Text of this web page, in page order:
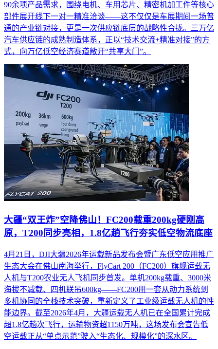
90余项产品需求，围绕电机、车用芯片、精密机加工件等核心
部件展开线下一对一精准洽谈——这不仅仅是车展期间一场普
通的产业链对接，更是一次供应链底层的战略性合拢。三万亿
汽车供应链的成熟制造体系，正以“技术交流+精准对接”的方
式，向万亿低空经济赛道敞开“共享大门”。
大疆“双王炸”空降佛山！FC200载重200kg硬刚高
原，T200同步亮相，1.8亿趟飞行夯实低空物流底座
4月21日，DJI大疆2026年运载新品发布会暨广东低空应用推广
生态大会在佛山南海举行，FlyCart 200（FC200）旗舰运载无
人机与T200农业无人飞机同步首发。单机200kg载重、3000米
海拔不减载、四机联吊600kg——FC200用一套从动力系统到
多机协同的全栈技术突破，重新定义了工业级运载无人机的性
能边界。截至2026年4月，大疆运载无人机已在全国累计完成
超1.8亿趟次飞行，运输物资超1150万吨，这场发布会宣告低
空运载正从“单点示范”驶入“生态化、规模化”的深水区。